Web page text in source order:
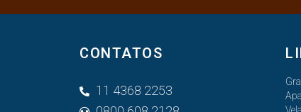
CONTATOS
11 4368 2253